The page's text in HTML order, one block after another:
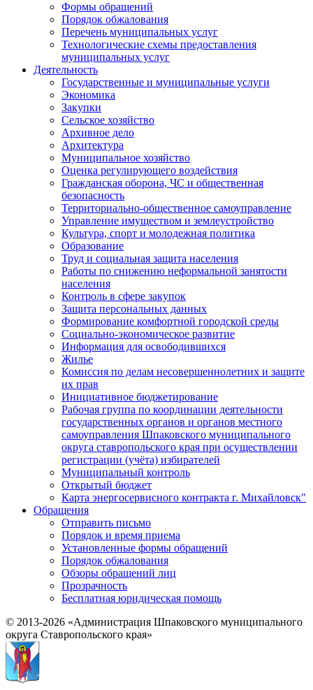
Формы обращений
Порядок обжалования
Перечень муниципальных услуг
Технологические схемы предоставления
муниципальных услуг
Деятельность
Государственные и муниципальные услуги
Экономика
Закупки
Сельское хозяйство
Архивное дело
Архитектура
Муниципальное хозяйство
Оценка регулирующего воздействия
Гражданская оборона, ЧС и общественная
безопасность
Территориально-общественное самоуправление
Управление имуществом и землеустройство
Культура, спорт и молодежная политика
Образование
Труд и социальная защита населения
Работы по снижению неформальной занятости
населения
Контроль в сфере закупок
Защита персональных данных
Формирование комфортной городской среды
Социально-экономическое развитие
Информация для освободившихся
Жилье
Комиссия по делам несовершеннолетних и защите
их прав
Инициативное бюджетирование
Рабочая группа по координации деятельности
государственных органов и органов местного
самоуправления Шпаковского муниципального
округа ставропольского края при осуществлении
регистрации (учёта) избирателей
Муниципальный контроль
Открытый бюджет
Карта энергосервисного контракта г. Михайловск"
Обращения
Отправить письмо
Порядок и время приема
Установленные формы обращений
Порядок обжалования
Обзоры обращений лиц
Прозрачность
Бесплатная юридическая помощь
© 2013-2026 «Администрация Шпаковского муниципального
округа Ставропольского края»